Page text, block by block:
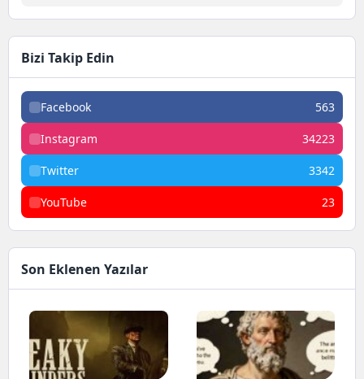
Bizi Takip Edin
Facebook 563
Instagram 34223
Twitter 3342
YouTube 23
Son Eklenen Yazılar